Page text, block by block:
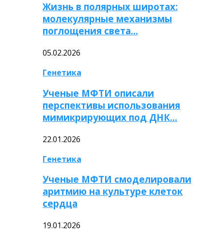
Жизнь в полярных широтах:
молекулярные механизмы
поглощения света…
05.02.2026
Генетика
Ученые МФТИ описали
перспективы использования
мимикрирующих под ДНК…
22.01.2026
Генетика
Ученые МФТИ смоделировали
аритмию на культуре клеток
сердца
19.01.2026